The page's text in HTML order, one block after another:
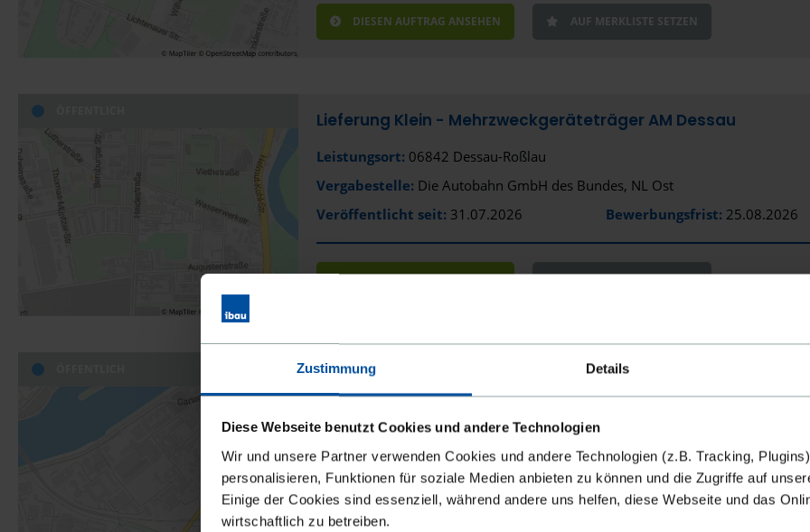
Zustimmung Details
Diese Webseite benutzt Cookies und andere Technologien
Wir und unsere Partner verwenden Cookies und andere Technologien (z.B. Tracking,
personalisieren, Funktionen für soziale Medien anbieten zu können und die Zugriffe auf
Einige der Cookies sind essenziell, während andere uns helfen, diese Webseite und das
wirtschaftlich zu betreiben.
DIESEN AUFTRAG ANSEHEN AUF MERKLISTE SETZEN
Lieferung Klein - Mehrzweckgeräteträger AM Dessau
Leistungsort: 06842 Dessau-Roßlau
Vergabestelle: Die Autobahn GmbH des Bundes, NL Ost
Veröffentlicht seit: 31.07.2026 Bewerbungsfrist: 25.08.2026
DIESEN AUFTRAG ANSEHEN AUF MERKLISTE SETZEN
FKZ 3726 31 702 0 - Umweltwirkungen digitaler Infrastruktur -
Veröffentlicht seit: 30.07.2026 Bewerbungsfrist: 10.09.2026